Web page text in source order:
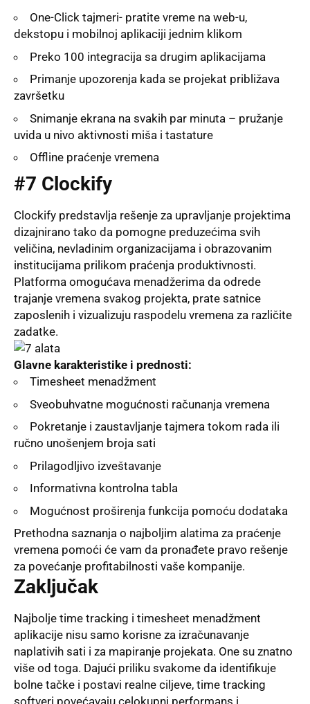
One-Click tajmeri- pratite vreme na web-u,
dekstopu i mobilnoj aplikaciji jednim klikom
Preko 100 integracija sa drugim aplikacijama
Primanje upozorenja kada se projekat približava
završetku
Snimanje ekrana na svakih par minuta – pružanje
uvida u nivo aktivnosti miša i tastature
Offline praćenje vremena
#7 Clockify
Clockify predstavlja rešenje za upravljanje projektima
dizajnirano tako da pomogne preduzećima svih
veličina, nevladinim organizacijama i obrazovanim
institucijama prilikom praćenja produktivnosti.
Platforma omogućava menadžerima da odrede
trajanje vremena svakog projekta, prate satnice
zaposlenih i vizualizuju raspodelu vremena za različite
zadatke.
Glavne karakteristike i prednosti:
Timesheet menadžment
Sveobuhvatne mogućnosti računanja vremena
Pokretanje i zaustavljanje tajmera tokom rada ili
ručno unošenjem broja sati
Prilagodljivo izveštavanje
Informativna kontrolna tabla
Mogućnost proširenja funkcija pomoću dodataka
Prethodna saznanja o najboljim alatima za praćenje
vremena pomoći će vam da pronađete pravo rešenje
za povećanje profitabilnosti vaše kompanije.
Zaključak
Najbolje time tracking i timesheet menadžment
aplikacije nisu samo korisne za izračunavanje
naplativih sati i za mapiranje projekata. One su znatno
više od toga. Dajući priliku svakome da identifikuje
bolne tačke i postavi realne ciljeve, time tracking